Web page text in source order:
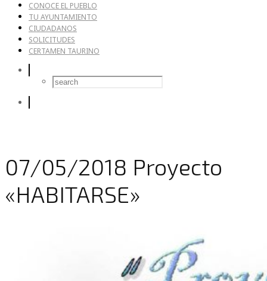
CONOCE EL PUEBLO
TU AYUNTAMIENTO
CIUDADANOS
SOLICITUDES
CERTAMEN TAURINO
07/05/2018 Proyecto
«HABITARSE»